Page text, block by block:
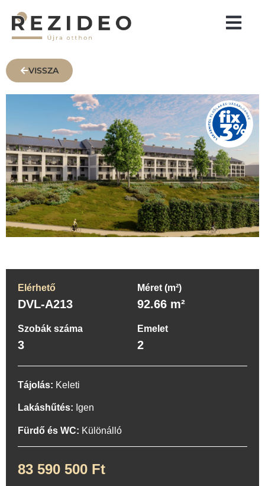
VISSZA
Elérhető
DVL-A213
Méret (m²)
92.66 m²
Szobák száma
3
Emelet
2
Tájolás: Keleti
Lakáshűtés: Igen
Fürdő és WC: Különálló
83 590 500 Ft